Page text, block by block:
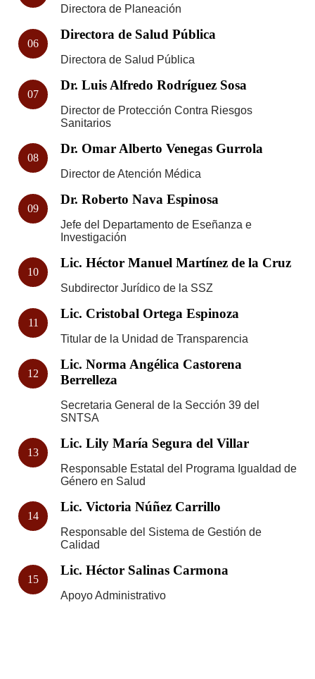
Directora de Planeación
06
Directora de Salud Pública
Directora de Salud Pública
07
Dr. Luis Alfredo Rodríguez Sosa
Director de Protección Contra Riesgos
Sanitarios
08
Dr. Omar Alberto Venegas Gurrola
Director de Atención Médica
09
Dr. Roberto Nava Espinosa
Jefe del Departamento de Eseñanza e
Investigación
10
Lic. Héctor Manuel Martínez de la Cruz
Subdirector Jurídico de la SSZ
11
Lic. Cristobal Ortega Espinoza
Titular de la Unidad de Transparencia
12
Lic. Norma Angélica Castorena
Berrelleza
Secretaria General de la Sección 39 del
SNTSA
13
Lic. Lily María Segura del Villar
Responsable Estatal del Programa Igualdad de
Género en Salud
14
Lic. Victoria Núñez Carrillo
Responsable del Sistema de Gestión de
Calidad
15
Lic. Héctor Salinas Carmona
Apoyo Administrativo